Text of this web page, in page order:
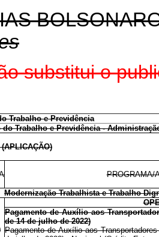
substitui o
Trabalho e Previdência
do Trabalho e Previdência -
PROGRAMA/
Modernização Trabalhista e Trabalho
Pagamento de Auxílio aos
de 14 de julho de 2022)
Pagamento de Auxílio aos